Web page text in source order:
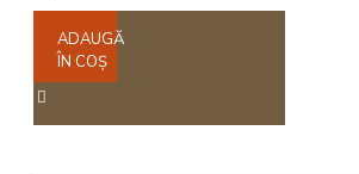
ADAUGĂ
ÎN COŞ